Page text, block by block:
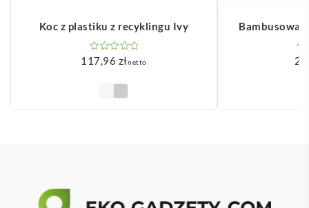
Koc z plastiku z recyklingu Ivy
117,96 złnetto
Bambusowa